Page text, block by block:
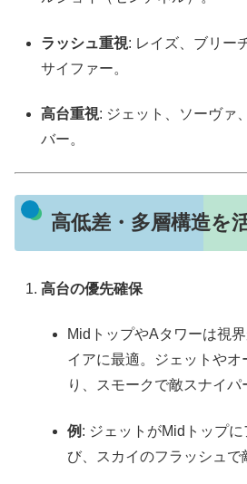
ラッシュ重視: レイズ、ブリー
サイファー。
高台重視: ジェット、ソーヴァ
バー。
高低差・多層構造を
高台の優先確保
MidトップやAタワーは視
イアに最適。ジェットやオ
り、スモークで敵スナイパ
例 : ジェットがMidトップ
び、スカイのフラッシュで